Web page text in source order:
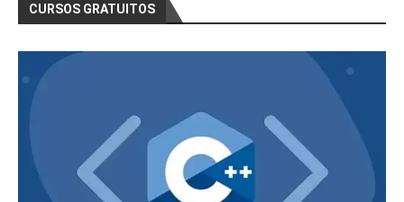
CURSOS GRATUITOS